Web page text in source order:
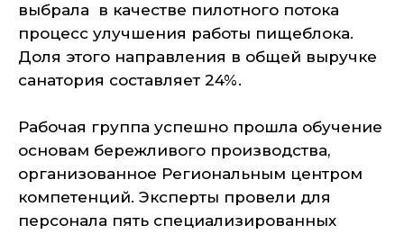
выбрала в качестве пилотного потока
процесс улучшения работы пищеблока.
Доля этого направления в общей выручке
санатория составляет 24%.
Рабочая группа успешно прошла обучение
основам бережливого производства,
организованное Региональным центром
компетенций. Эксперты провели для
персонала пять специализированных